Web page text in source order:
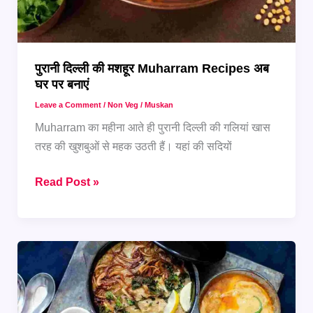
पुरानी दिल्ली की मशहूर Muharram Recipes अब
घर पर बनाएं
Leave a Comment / Non Veg / Muskan
Muharram का महीना आते ही पुरानी दिल्ली की गलियां खास
तरह की खुशबुओं से महक उठती हैं। यहां की सदियों
पुरानी
Muharram
Recipes
अब
Read Post »